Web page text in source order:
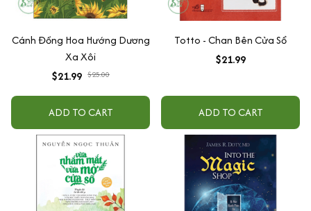
Cánh Đồng Hoa Hướng Dương
Xa Xôi
$21.99 $25.00
ADD TO CART
Totto - Chan Bên Cửa Sổ
$21.99
ADD TO CART